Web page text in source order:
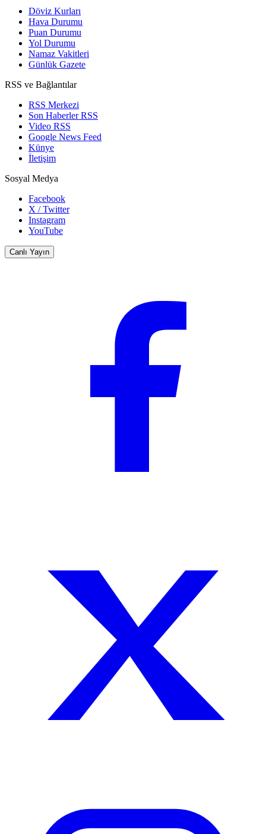
Döviz Kurları
Hava Durumu
Puan Durumu
Yol Durumu
Namaz Vakitleri
Günlük Gazete
RSS ve Bağlantılar
RSS Merkezi
Son Haberler RSS
Video RSS
Google News Feed
Künye
İletişim
Sosyal Medya
Facebook
X / Twitter
Instagram
YouTube
Canlı Yayın